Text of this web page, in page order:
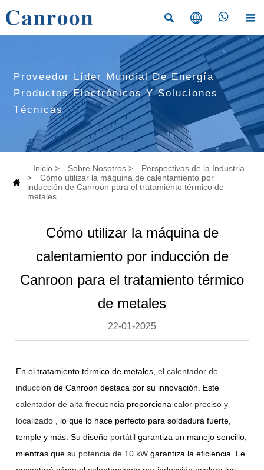
   
Proveedor Líder Mundial De Energía
Productos Electrónicos Y Soluciones
Técnicas

Inicio > Sobre Nosotros >
Perspectivas de la Industria
>
Cómo utilizar la máquina de calentamiento por
inducción de Canroon para el tratamiento térmico de
metales
Cómo utilizar la máquina de
calentamiento por inducción de
Canroon para el tratamiento térmico
de metales
22-01-2025
En el tratamiento térmico de metales, el calentador de
inducción de Canroondestaca por su innovación. Este
calentador de alta frecuencia proporciona calor preciso y
localizado
, lo que lo hace perfecto para soldadura fuerte,
temple y más. Su diseño portátil garantiza un manejo sencillo,
mientras que su potencia de 10 kW garantiza la eficiencia. Le